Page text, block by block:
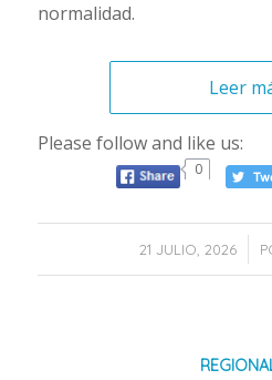
normalidad.
Leer
Please follow and like us:
0
21 JULIO, 2026
/